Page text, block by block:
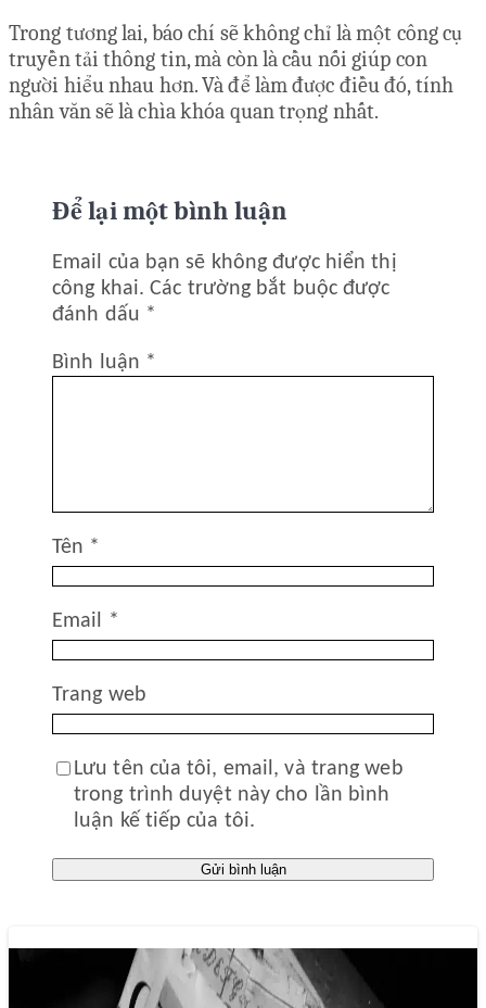
Trong tương lai, báo chí sẽ không chỉ là một công cụ
truyền tải thông tin, mà còn là cầu nối giúp con
người hiểu nhau hơn. Và để làm được điều đó, tính
nhân văn sẽ là chìa khóa quan trọng nhất.
Để lại một bình luận
Email của bạn sẽ không được hiển thị
công khai. Các trường bắt buộc được
đánh dấu *
Bình luận *
Tên *
Email *
Trang web
Lưu tên của tôi, email, và trang web
trong trình duyệt này cho lần bình
luận kế tiếp của tôi.